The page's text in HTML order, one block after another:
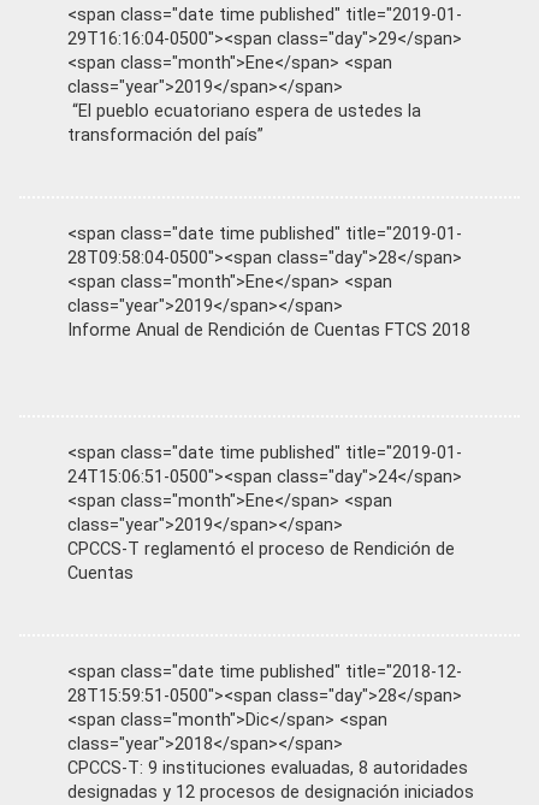
<span class="date time published" title="2019-01-
29T16:16:04-0500"><span class="day">29</span>
<span class="month">Ene</span> <span
class="year">2019</span></span>
“El pueblo ecuatoriano espera de ustedes la
transformación del país”
<span class="date time published" title="2019-01-
28T09:58:04-0500"><span class="day">28</span>
<span class="month">Ene</span> <span
class="year">2019</span></span>
Informe Anual de Rendición de Cuentas FTCS 2018
<span class="date time published" title="2019-01-
24T15:06:51-0500"><span class="day">24</span>
<span class="month">Ene</span> <span
class="year">2019</span></span>
CPCCS-T reglamentó el proceso de Rendición de
Cuentas
<span class="date time published" title="2018-12-
28T15:59:51-0500"><span class="day">28</span>
<span class="month">Dic</span> <span
class="year">2018</span></span>
CPCCS-T: 9 instituciones evaluadas, 8 autoridades
designadas y 12 procesos de designación iniciados